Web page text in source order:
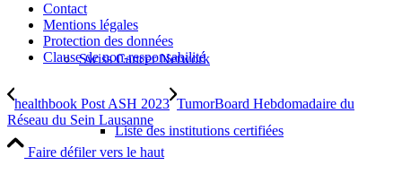
Swiss Cancer Network
Liste des institutions certifiées
Contact
Mentions légales
Protection des données
Clause de non-responsabilité
healthbook Post ASH 2023 TumorBoard Hebdomadaire du
Réseau du Sein Lausanne
Faire défiler vers le haut